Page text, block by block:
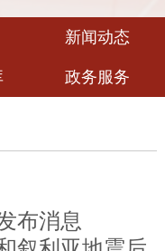
新闻动态
政务服务
布消息